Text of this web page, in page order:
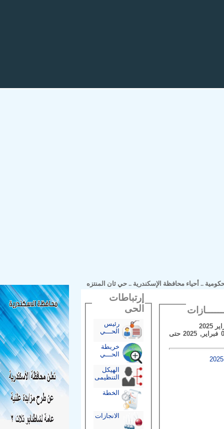
..أحياء محافظة الإسكندرية..حي ثان المنتزه
فى الفترة من 01 فبراير, 2025 حتى
إرتباطات
الحى
رئيس
الحـــي
خريطة
الحـــي
الهيكل
التنظيمى
الخطة
الانجازات